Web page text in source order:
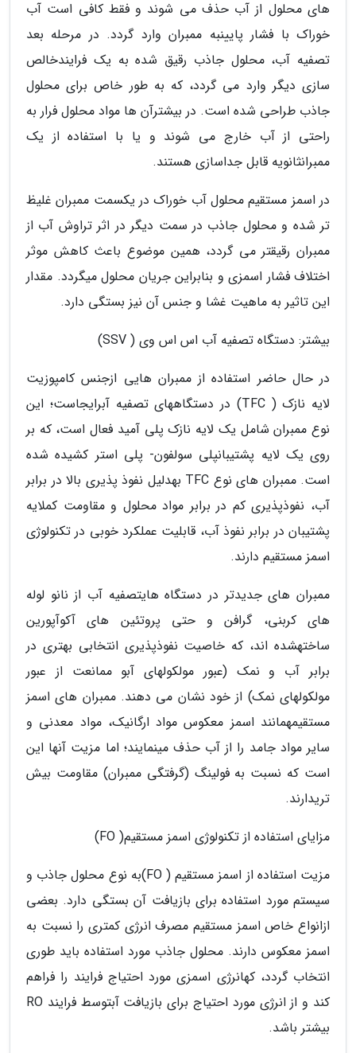
های محلول از آب حذف می شوند و فقط کافی است آب
خوراک با فشار پایینبه ممبران وارد گردد. در مرحله بعد
تصفیه آب، محلول جاذب رقیق شده به یک فرایندخالص
سازی دیگر وارد می گردد، که به طور خاص برای محلول
جاذب طراحی شده است. در بیشترآن ها مواد محلول فرار به
راحتی از آب خارج می شوند و یا با استفاده از یک
ممبرانثانویه قابل جداسازی هستند.
در اسمز مستقیم محلول آب خوراک در یکسمت ممبران غلیظ
تر شده و محلول جاذب در سمت دیگر در اثر تراوش آب از
ممبران رقیقتر می گردد، همین موضوع باعث کاهش موثر
اختلاف فشار اسمزی و بنابراین جریان محلول میگردد. مقدار
این تاثیر به ماهیت غشا و جنس آن نیز بستگی دارد.
بیشتر: دستگاه تصفیه آب اس اس وی ( SSV)
در حال حاضر استفاده از ممبران هایی ازجنس کامپوزیت
لایه نازک ( TFC) در دستگاههای تصفیه آبرایجاست؛ این
نوع ممبران شامل یک لایه نازک پلی آمید فعال است، که بر
روی یک لایه پشتیبانپلی سولفون- پلی استر کشیده شده
است. ممبران های نوع TFC بهدلیل نفوذ پذیری بالا در برابر
آب، نفوذپذیری کم در برابر مواد محلول و مقاومت کملایه
پشتیبان در برابر نفوذ آب، قابلیت عملکرد خوبی در تکنولوژی
اسمز مستقیم دارند.
ممبران های جدیدتر در دستگاه هایتصفیه آب از نانو لوله
های کربنی، گرافن و حتی پروتئین های آکوآپورین
ساختهشده اند، که خاصیت نفوذپذیری انتخابی بهتری در
برابر آب و نمک (عبور مولکولهای آبو ممانعت از عبور
مولکولهای نمک) از خود نشان می دهند. ممبران های اسمز
مستقیمهمانند اسمز معکوس مواد ارگانیک، مواد معدنی و
سایر مواد جامد را از آب حذف مینمایند؛ اما مزیت آنها این
است که نسبت به فولینگ (گرفتگی ممبران) مقاومت بیش
تریدارند.
مزایای استفاده از تکنولوژی اسمز مستقیم( FO)
مزیت استفاده از اسمز مستقیم ( FO)به نوع محلول جاذب و
سیستم مورد استفاده برای بازیافت آن بستگی دارد. بعضی
ازانواع خاص اسمز مستقیم مصرف انرژی کمتری را نسبت به
اسمز معکوس دارند. محلول جاذب مورد استفاده باید طوری
انتخاب گردد، کهانرژی اسمزی مورد احتیاج فرایند را فراهم
کند و از انرژی مورد احتیاج برای بازیافت آبتوسط فرایند RO
بیشتر باشد.